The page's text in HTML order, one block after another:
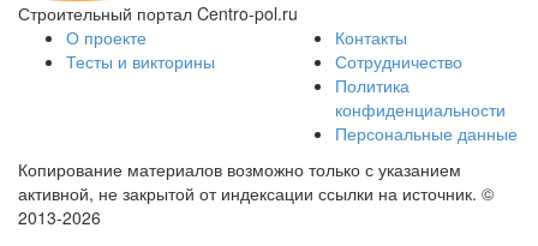
Строительный портал Centro-pol.ru
О проекте
Тесты и викторины
Контакты
Сотрудничество
Политика
конфиденциальности
Персональные данные
Копирование материалов возможно только с указанием
активной, не закрытой от индексации ссылки на источник. ©
2013-2026